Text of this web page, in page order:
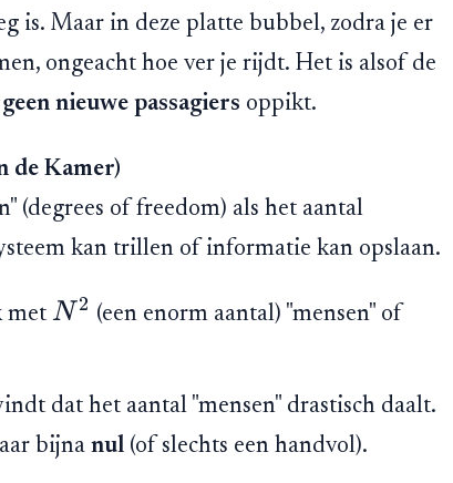
is. Maar in deze platte bubbel, zodra je er
ongeacht hoe ver je rijdt. Het is alsof de
geen nieuwe passagiers oppikt.
de Kamer)
(degrees of freedom) als het aantal
kan trillen of informatie kan opslaan.
metN 2 (een enorm aantal) "mensen" of
dat het aantal "mensen" drastisch daalt.
bijnanul (of slechts een handvol).